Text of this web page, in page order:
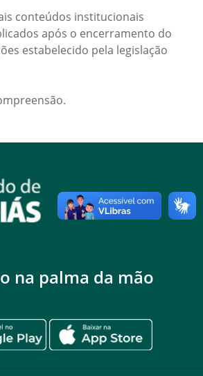
conteúdos institucionais
após o encerramento do
estabelecido pela legislação
na palma da mão